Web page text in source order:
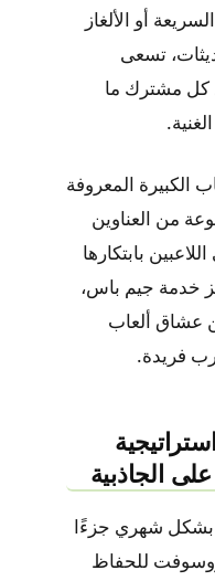
أو الألغاز
تسعى
كل مشترك ما
الكبيرة المعروفة
من العناوين
بابتكارها
خدمة جيم باس،
عشاق ألعاب
فريدة.
الجاذبية
بشكل شهري جزءًا
للحفاظ